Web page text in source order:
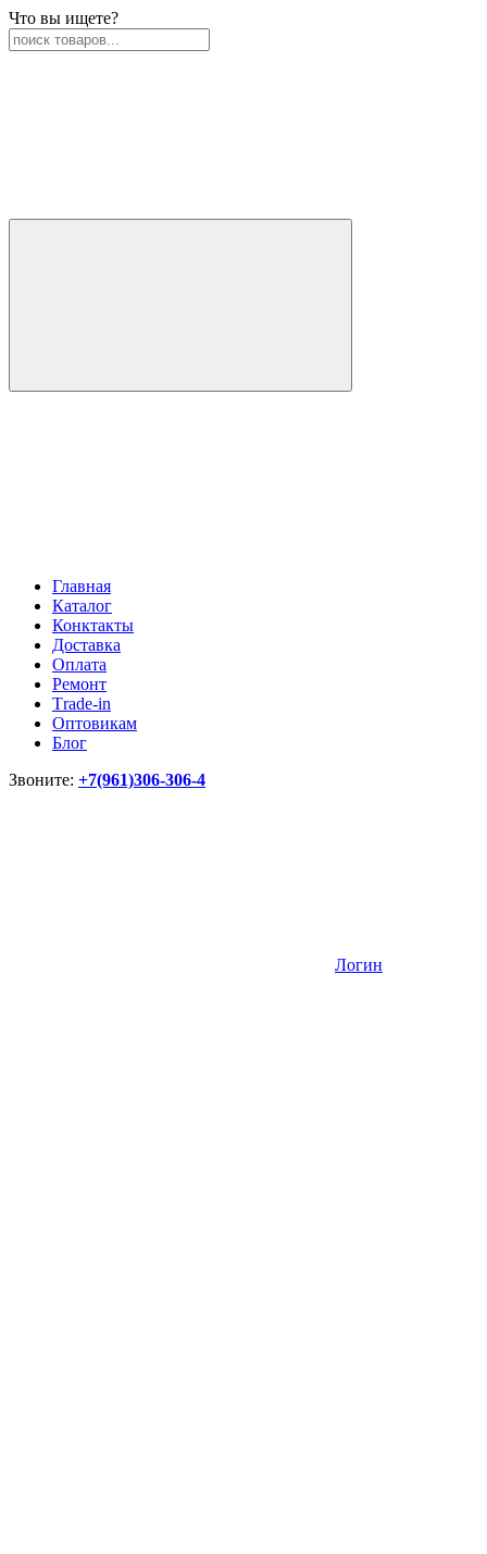
Что вы ищете?
Главная
Каталог
Конктакты
Доставка
Оплата
Ремонт
Тrade-in
Оптовикам
Блог
Звоните: +7(961)306-306-4
Логин